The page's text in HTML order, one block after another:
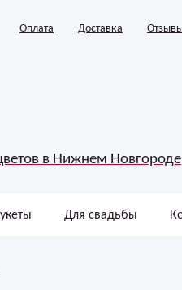
Оплата Доставка
в Нижнем Новгороде
Для свадьбы